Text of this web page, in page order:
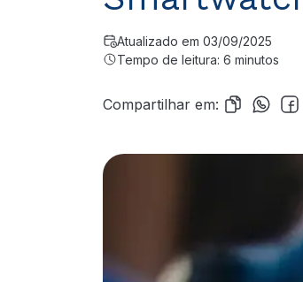
Atualizado em 03/09/2025
Tempo de leitura: 6 minutos
Compartilhar em: